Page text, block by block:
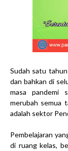
Sudah satu
dan bahkan di
masa pandemi
merubah semua
adalah sektor
Pembelajaran
di ruang kelas,